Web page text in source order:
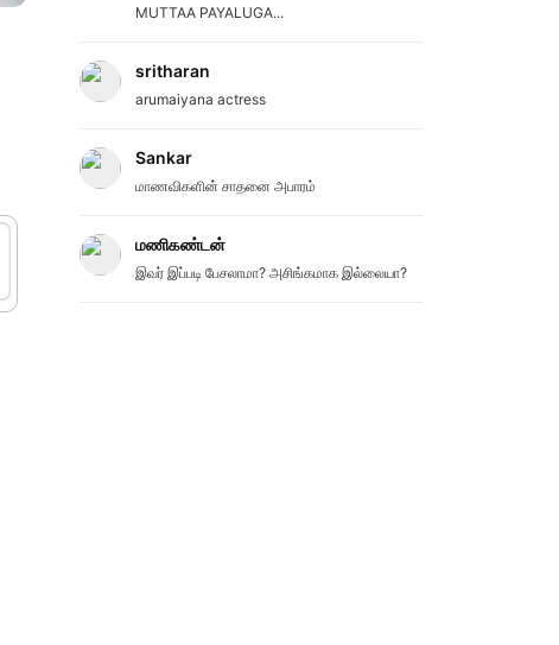
MUTTAA PAYALUGA...
sritharan
arumaiyana actress
Sankar
மாணவிகளின் சாதனை அபாரம்
மணிகண்டன்
இவர் இப்படி பேசலாமா? அசிங்கமாக இல்லையா?